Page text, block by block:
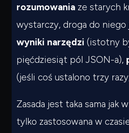
rozumowania ze starych
wystarczy, droga do niego
wyniki narzędzi (istotny
pięćdziesiąt pól JSON-a),
(jeśli coś ustalono trzy
Zasada jest taka sama jak w
tylko zastosowana w